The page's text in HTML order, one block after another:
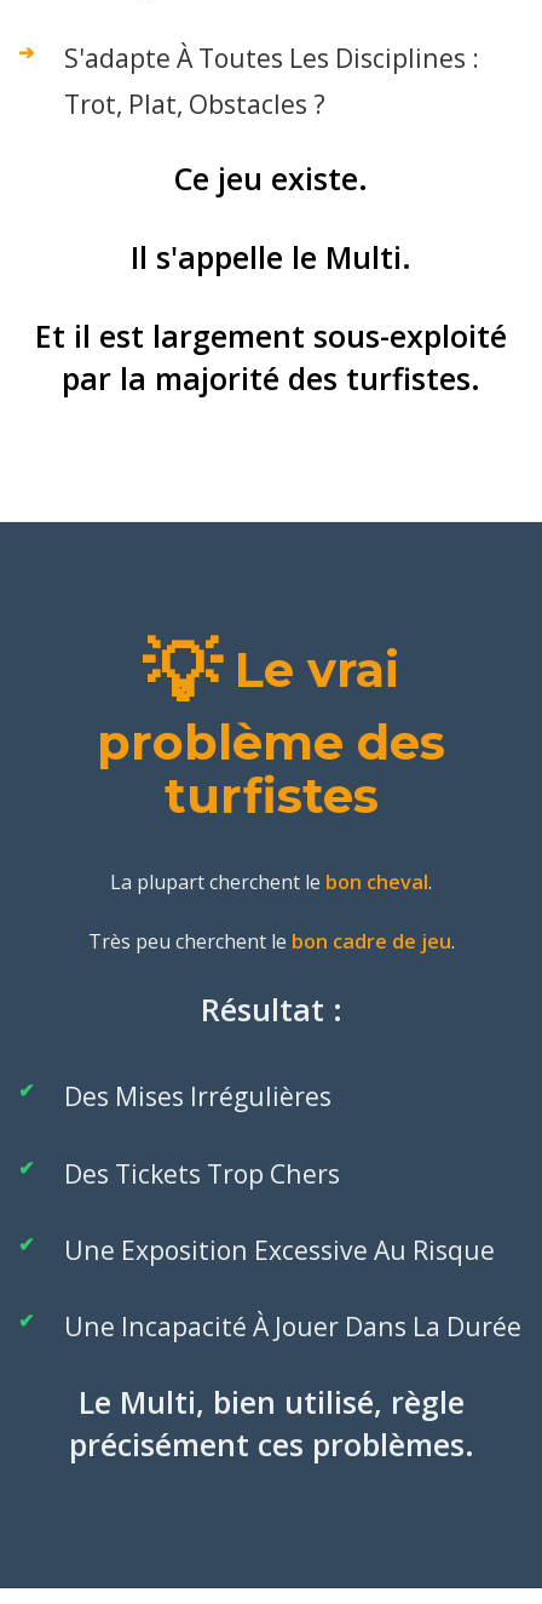
S'adapte À Toutes Les Disciplines :
Trot, Plat, Obstacles ?
Ce jeu existe.
Il s'appelle le Multi.
Et il est largement sous-exploité
par la majorité des turfistes.
💡 Le vrai
problème des
turfistes
La plupart cherchent le bon cheval.
Très peu cherchent le bon cadre de jeu.
Résultat :
Des Mises Irrégulières
Des Tickets Trop Chers
Une Exposition Excessive Au Risque
Une Incapacité À Jouer Dans La Durée
Le Multi, bien utilisé, règle
précisément ces problèmes.